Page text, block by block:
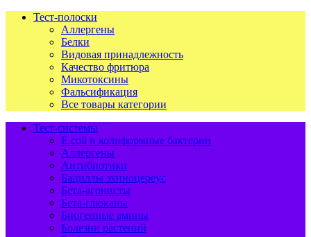
Тест-полоски
Аллергены
Белки
Видовая принадлежность
Качество фритюра
Микотоксины
Фальсификация
Все товары категории
Тест-системы
E.coli и колиформные бактерии
Аллергены
Антибиотики
Бациллы эхиноцереус
Бета-агонисты
Бета-глюканы
Биогенные амины
Болезни растений